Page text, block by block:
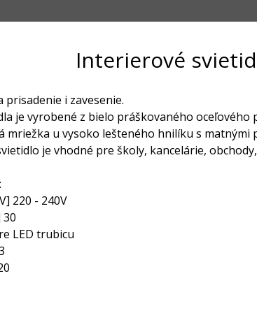
Interierové
prisadenie i zavesenie.
je vyrobené z bielo práškovaného
mriežka u vysoko lešteného hnilíku s matnými
je vhodné pre školy, kancelárie,
220 - 240V
30
LED trubicu